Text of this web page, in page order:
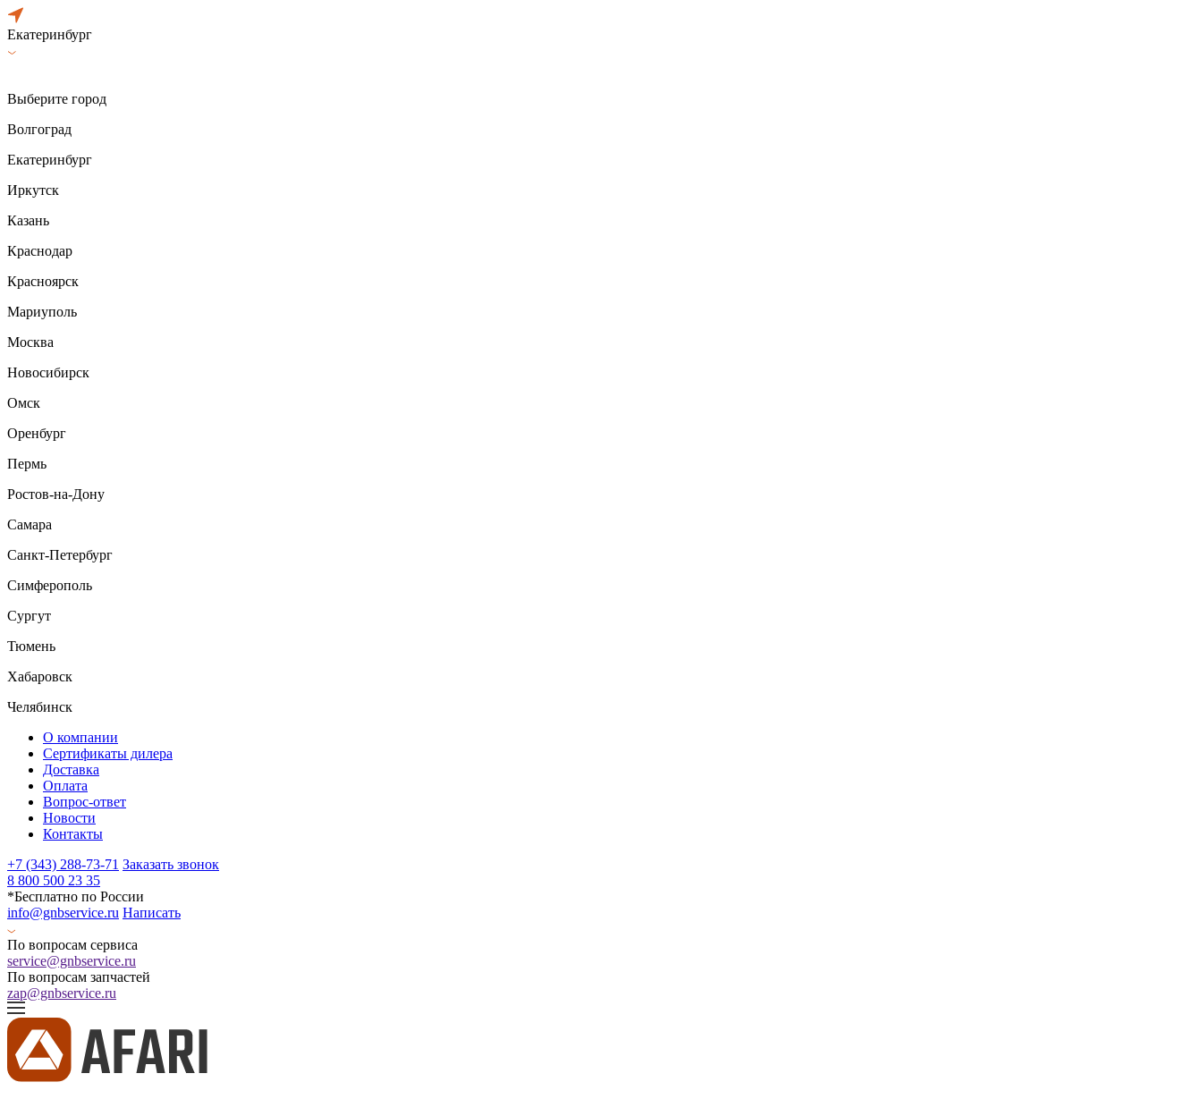
Екатеринбург
Выберите город
Волгоград
Екатеринбург
Иркутск
Казань
Краснодар
Красноярск
Мариуполь
Москва
Новосибирск
Омск
Оренбург
Пермь
Ростов-на-Дону
Самара
Санкт-Петербург
Симферополь
Сургут
Тюмень
Хабаровск
Челябинск
О компании
Сертификаты дилера
Доставка
Оплата
Вопрос-ответ
Новости
Контакты
+7 (343) 288-73-71 Заказать звонок
8 800 500 23 35
*Бесплатно по России
info@gnbservice.ru Написать
По вопросам сервиса
service@gnbservice.ru
По вопросам запчастей
zap@gnbservice.ru